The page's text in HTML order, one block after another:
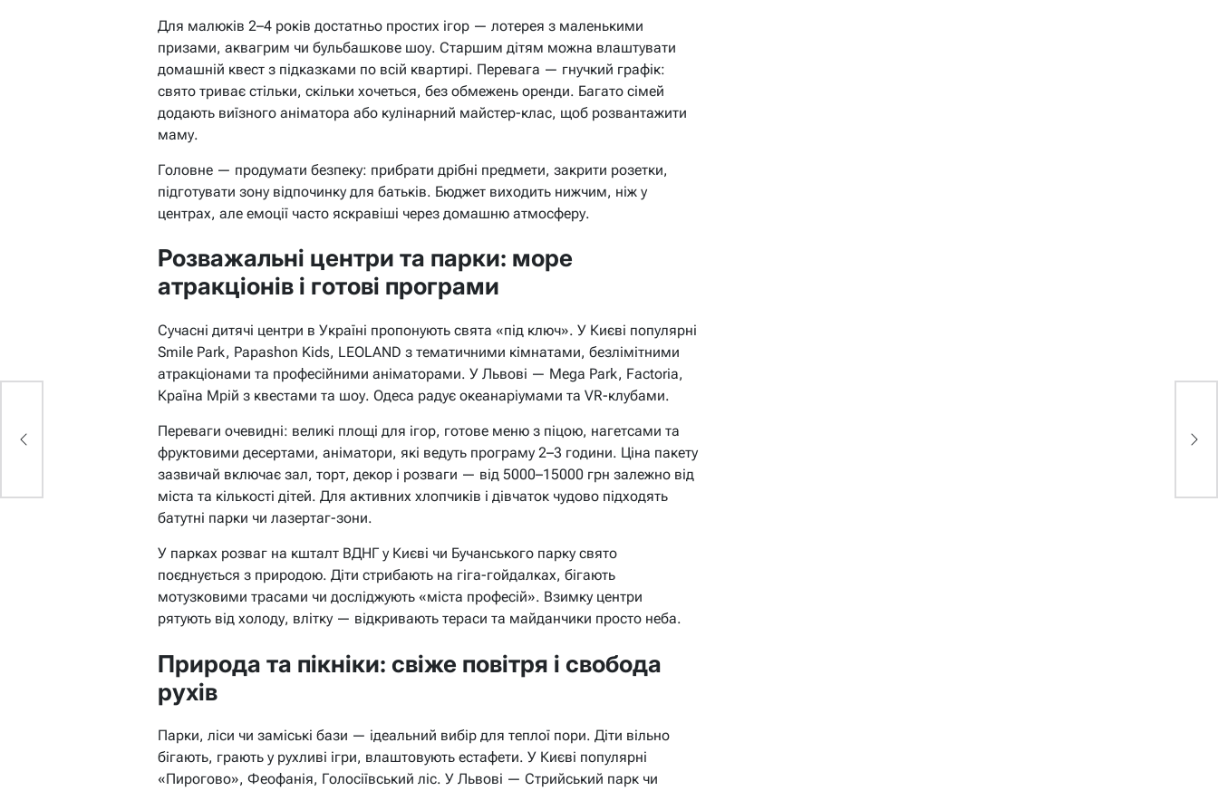
Для малюків 2–4 років достатньо простих ігор — лотерея з маленькими
призами, аквагрим чи бульбашкове шоу. Старшим дітям можна влаштувати
домашній квест з підказками по всій квартирі. Перевага — гнучкий графік:
свято триває стільки, скільки хочеться, без обмежень оренди. Багато сімей
додають виїзного аніматора або кулінарний майстер-клас, щоб розвантажити
маму.
Головне — продумати безпеку: прибрати дрібні предмети, закрити розетки,
підготувати зону відпочинку для батьків. Бюджет виходить нижчим, ніж у
центрах, але емоції часто яскравіші через домашню атмосферу.
Розважальні центри та парки: море
атракціонів і готові програми
Сучасні дитячі центри в Україні пропонують свята «під ключ». У Києві популярні
Smile Park, Papashon Kids, LEOLAND з тематичними кімнатами, безлімітними
атракціонами та професійними аніматорами. У Львові — Mega Park, Factoria,
Країна Мрій з квестами та шоу. Одеса радує океанаріумами та VR-клубами.
Переваги очевидні: великі площі для ігор, готове меню з піцою, нагетсами та
фруктовими десертами, аніматори, які ведуть програму 2–3 години. Ціна пакету
зазвичай включає зал, торт, декор і розваги — від 5000–15000 грн залежно від
міста та кількості дітей. Для активних хлопчиків і дівчаток чудово підходять
батутні парки чи лазертаг-зони.
У парках розваг на кшталт ВДНГ у Києві чи Бучанського парку свято
поєднується з природою. Діти стрибають на гіга-гойдалках, бігають
мотузковими трасами чи досліджують «міста професій». Взимку центри
рятують від холоду, влітку — відкривають тераси та майданчики просто неба.
Природа та пікніки: свіже повітря і свобода
рухів
Парки, ліси чи заміські бази — ідеальний вибір для теплої пори. Діти вільно
бігають, грають у рухливі ігри, влаштовують естафети. У Києві популярні
«Пирогово», Феофанія, Голосіївський ліс. У Львові — Стрийський парк чи